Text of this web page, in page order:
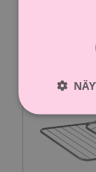
Kampanja-